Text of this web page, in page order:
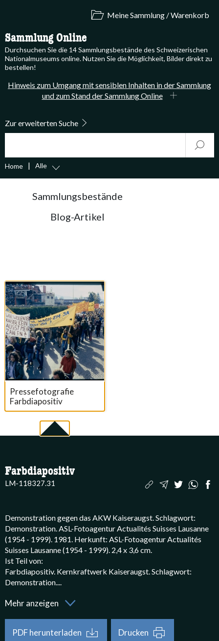
Meine Sammlung / Warenkorb
Sammlung Online
Durchsuchen Sie die 14 Sammlungsbestände des Schweizerischen
Nationalmuseums online. Nutzen Sie die Möglichkeit, Bilder direkt zu
bestellen!
Hinweis zum Umgang mit sensiblen Inhalten in der Sammlung
und zum Stand der Sammlung Online
Zur erweiterten Suche
Start
Home Alle
Sammlungsbestände
Blog-Artikel
Pressefotografie
Farbdiapositiv
Farbdiapositiv
LM-118327.31
Demonstration gegen das AKW Kaiseraugst. Schlagwort:
Demonstration. ASL-Fotoagentur Actualités Suisses Lausanne
(1954 - 1999). 1981. Herkunft: ASL-Fotoagentur Actualités
Suisses Lausanne (1954 - 1999). 2,4 x 3,6 cm.
Ist Teil von:
Farbdiapositiv. Kernkraftwerk Kaiseraugst. Schlagwort:
Demonstration....
Mehr anzeigen
PDF herunterladen Drucken